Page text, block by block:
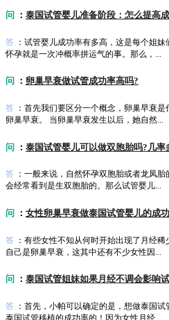
问 ： 泰国试管婴儿准备阶段：怎么提高
答
：试管婴儿成功率有多高，这是每个姐
怀孕就是一次冲概率拼运气的事。那么，...
问 ： 卵巢早衰做试管成功率高吗?
答
：首先我们要区分一个概念，卵巢早衰
卵巢早衰。 当卵巢早衰发生以后，她自然...
问 ： 泰国试管婴儿可以做双胞胎吗?几率
答
：一般来说，自然怀孕双胞胎或者龙凤
会经常看到是生双胞胎的。那么试管婴儿...
问 ： 女性卵巢早衰做泰国试管婴儿的成
答
：有些女性不知从何时开始出现了月经
自己是卵巢早衰，这其中还有不少女性因...
问 ： 泰国试管姐妹如果月经不调会影响
答
：首先，小帕可以确定的是，想做泰国
泰国试管移植的成功率的！因为女性月经...